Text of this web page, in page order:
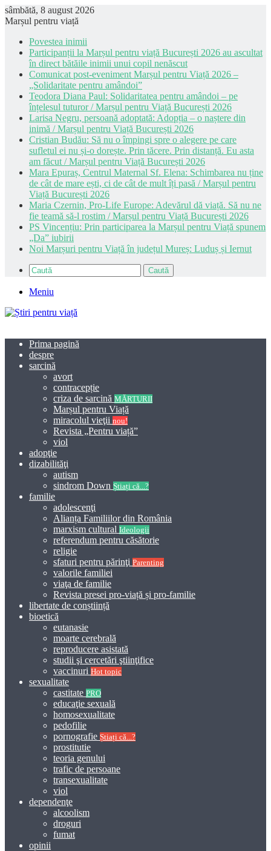
sâmbătă, 8 august 2026
Marșul pentru viață
Povestea inimii
Participanții la Marșul pentru viață București 2026 au ascultat
în direct bătăile inimii unui copil nenăscut
Comunicat post-eveniment Marșul pentru Viață 2026 –
„Solidaritate pentru amândoi”
Teodora Diana Paul: Solidaritatea pentru amândoi – pe
înțelesul tuturor / Marșul pentru Viață București 2026
Larisa Negru, persoană adoptată: Adopția – o naștere din
inimă / Marșul pentru Viață București 2026
Cristian Budău: Să nu o împingi spre o alegere pe care
sufletul ei nu și-o dorește. Prin tăcere. Prin distanță. Eu asta
am făcut / Marșul pentru Viață București 2026
Mara Epuraș, Centrul Maternal Sf. Elena: Schimbarea nu ține
de cât de mare ești, ci de cât de mult îți pasă / Marșul pentru
Viață București 2026
Maria Czernin, Pro-Life Europe: Adevărul dă viață. Să nu ne
fie teamă să-l rostim / Marșul pentru Viață București 2026
PS Vincențiu: Prin participarea la Marșul pentru Viață spunem
„Da” iubirii
Noi Marșuri pentru Viață în județul Mureș: Luduș și Iernut
Caută
Meniu
Prima pagină
despre
sarcină
avort
contracepție
criza de sarcină MĂRTURII
Marșul pentru Viață
miracolul vieţii nou!
Revista „Pentru viață”
viol
adopţie
dizabilităţi
autism
sindrom Down Știați că...?
familie
adolescenţi
Alianța Familiilor din România
marxism cultural Ideologii
referendum pentru căsătorie
religie
sfaturi pentru părinţi Parenting
valorile familiei
viaţa de familie
Revista presei pro-viață și pro-familie
libertate de conștiință
bioetică
eutanasie
moarte cerebrală
reproducere asistată
studii şi cercetări ştiinţifice
vaccinuri Hot topic
sexualitate
castitate PRO
educaţie sexuală
homosexualitate
pedofilie
pornografie Știați că...?
prostitutie
teoria genului
trafic de persoane
transexualitate
viol
dependenţe
alcoolism
droguri
fumat
opinii